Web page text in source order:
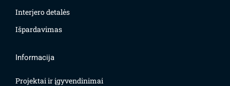
Interjero detalės
Išpardavimas
Informacija
Projektai ir įgyvendinimai